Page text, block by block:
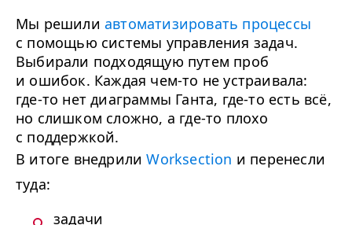
Мы решили автоматизировать процессы
с помощью системы управления задач.
Выбирали подходящую путем проб
и ошибок. Каждая чем-то не устраивала:
где-то нет диаграммы Ганта, где-то есть всё,
но слишком сложно, а где-то плохо
с поддержкой.
В итоге внедрили Worksection и перенесли
туда:
задачи